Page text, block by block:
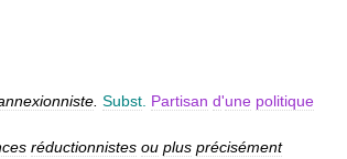
Subst Partisan d'une politique
réductionnistes ou plus précisément